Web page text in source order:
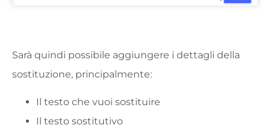
Sarà quindi possibile aggiungere i dettagli della
sostituzione, principalmente:
Il testo che vuoi sostituire
Il testo sostitutivo